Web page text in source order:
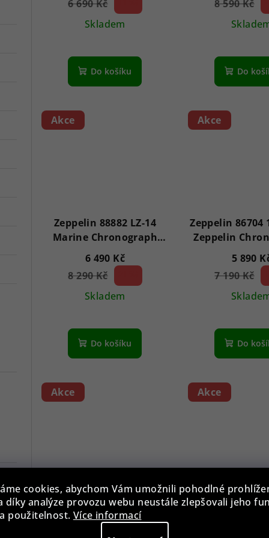
cookies, abychom Vám umožnili pohodlné
díky analýze provozu webu neustále zlepšovali jeho
použitelnost. Více informací
6 690 Kč
Skladem
Do košíku
8 590 Kč
Do
Akce
Zeppelin 88882 LZ-14
Marine Chronograph
42mm 5ATM
6 490 Kč
8 290 Kč
Skladem
Do košíku
Akce
Zeppelin 86704
Zeppelin
5 890
7 190 Kč
Do
Akce
Zeppelin 84705 Atlantic
Akce
Zeppelin
Captain's Line